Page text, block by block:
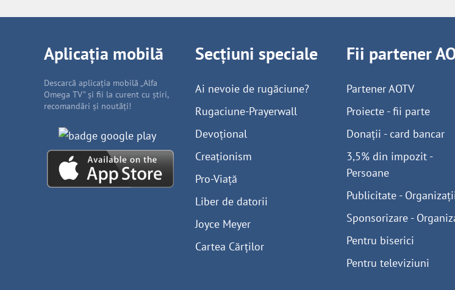
Aplicația mobilă
Descarcă aplicația mobilă „Alfa
Omega TV” și fii la curent cu știri,
recomandări și noutăți!
Secțiuni speciale
Ai nevoie de rugăciune?
Rugaciune-Prayerwall
Devoțional
Creaționism
Pro-Viață
Liber de datorii
Joyce Meyer
Cartea Cărților
Fii partener
Partener AOTV
Proiecte - fii parte
Donații - card bancar
3,5% din impozit -
Persoane
Publicitate -
Sponsorizare -
Pentru biserici
Pentru televiziuni